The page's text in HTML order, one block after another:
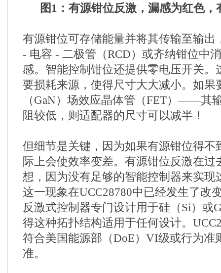
图1：有源钳位反激，漏感为红色，
有源钳位可存储能量并将其传输至输出
- 电容 - 二极管（RCD）或齐纳钳位中
感。智能控制钳位还提供零电压开关。
要损耗来源，使得尺寸大大减小。如果
（GaN）场效应晶体管（FET）——其
阻较低，则适配器的尺寸可以减半！
但细节是关键，因为如果有源钳位得不
际上会使效率变差。有源钳位反激在过
想，因为没有足够的智能控制器来实现
这一现象在UCC28780中已经发生了改
反激式控制器专门设计用于硅（Si）或
得这种拓扑结构适用于任何设计。
符合美国能源部（DoE）VI级或行为准
准。